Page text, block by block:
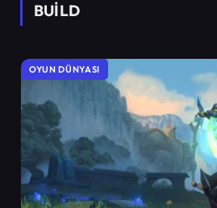
BUILD
OYUN DÜNYASI